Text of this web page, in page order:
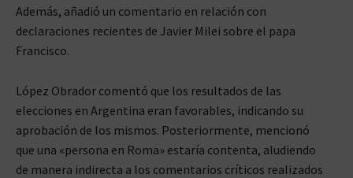
Además, añadió un comentario en relación con
declaraciones recientes de Javier Milei sobre el papa
Francisco.
López Obrador comentó que los resultados de las
elecciones en Argentina eran favorables, indicando su
aprobación de los mismos. Posteriormente, mencionó
que una «persona en Roma» estaría contenta, aludiendo
de manera indirecta a los comentarios críticos realizados